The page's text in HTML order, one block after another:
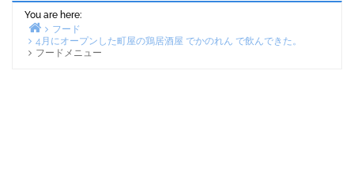
You are here:
Home
フード
4月にオープンした町屋の鶏居酒屋 でかのれん で飲んできた。
フードメニュー